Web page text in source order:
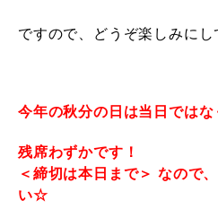
ですので、どうぞ楽しみにし
今年の秋分の日は当日ではな
残席わずかです！
＜締切は本日まで＞ なので
い☆